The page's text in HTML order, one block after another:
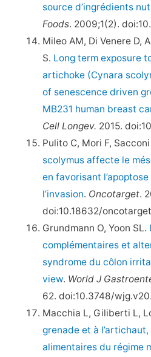
source d’ingrédients
Foods. 2009;1(2).
Mileo AM, Di Venere D,
S. Long term exposure
artichoke (Cynara
of senescence driven
MB231 human breast
Cell Longev. 2015.
Pulito C, Mori F,
scolymus affecte le
en favorisant
l’invasion. Oncotarget.
doi:10.18632/
Grundmann O, Yoon SL.
complémentaires et
syndrome du côlon
view. World J
62. doi:10.3748/
Macchia L, Giliberti L,
grenade et à
alimentaires du régime